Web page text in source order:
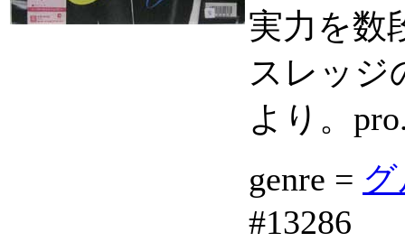
実力を数
スレッジ
より。
genre =
#13286